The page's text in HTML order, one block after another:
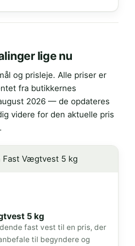
lige nu
og prisleje. Alle priser er
fra butikkernes
2026 — de opdateres
videre for den aktuelle pris
5 kg
fast vest til en pris, der
til begyndere og